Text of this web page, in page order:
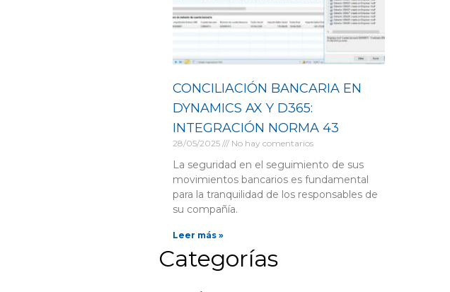
CONCILIACIÓN BANCARIA EN
DYNAMICS AX Y D365:
INTEGRACIÓN NORMA 43
28/05/2025 No hay comentarios
La seguridad en el seguimiento de sus
movimientos bancarios es fundamental
para la tranquilidad de los responsables de
su compañía.
Leer más »
Categorías